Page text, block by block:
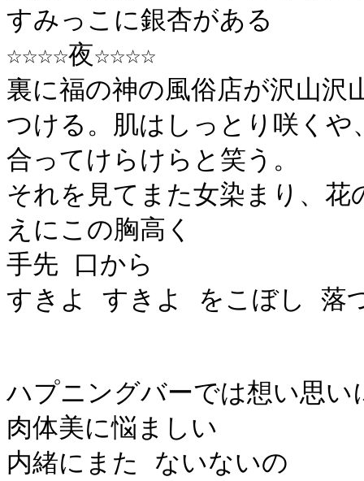
すみっこに銀杏がある
☆☆☆☆夜☆☆☆☆
裏に福の神の風俗店が沢山沢
つける。肌はしっとり咲く
合ってけらけらと笑う。
それを見てまた女染まり、
えにこの胸高く
手先 口から
すきよ すきよ をこぼし 落
ハプニングバーでは想い思い
肉体美に悩ましい
内緒にまた ないないの